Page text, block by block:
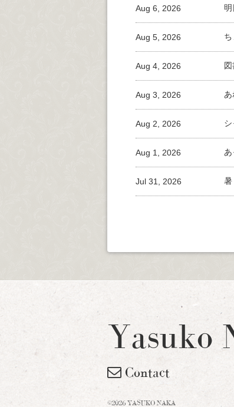
明
Aug 6, 2026
Aug 5, 2026
Aug 4, 2026
あ
Aug 3, 2026
シ
Aug 2, 2026
あ
Aug 1, 2026
暑
Jul 31, 2026
Yasuko
Contact
©2026 YASUKO NAKA